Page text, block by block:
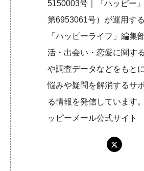
5150003号｜『ハッピー
第6953061号）が運用す
「ハッピーライフ」編集
活・出会い・恋愛に関す
や調査データなどをもと
悩みや疑問を解消するサ
る情報を発信してい
ッピーメール公式サイト